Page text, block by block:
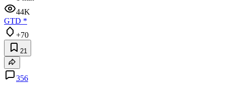
44K
GTD *
+70
21
356